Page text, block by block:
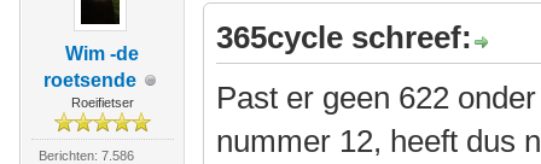
Wim -de
roetsende
Roeifietser
Berichten: 7.586
365cycle schreef:
Past er geen 622
nummer 12, heeft dus